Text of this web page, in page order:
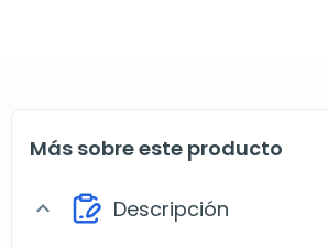
Más sobre este producto
expand_more Descripción